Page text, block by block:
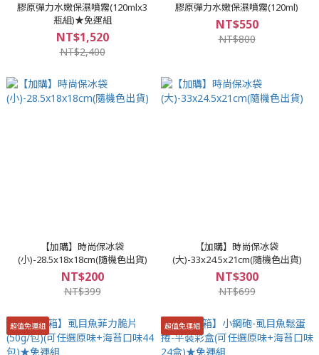
膠原彈力水嫩保濕噴霧(120mlx3
瓶組)★免運組
NT$1,520
NT$2,400
膠原彈力水嫩保濕噴霧(120ml)
NT$550
NT$800
【加購】時尚保冰袋
(小)-28.5x18x18cm(隨機色出貨)
NT$200
NT$399
【加購】時尚保冰袋
(大)-33x24.5x21cm(隨機色出貨)
NT$300
NT$699
超值免運組 超值免運組